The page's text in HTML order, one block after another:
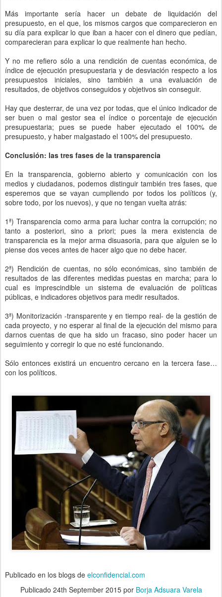
Más importante sería hacer un debate de liquidación del
presupuesto, en el que, los mismos cargos que comparecieron en
su día para explicar lo que iban a hacer con el dinero que pedían,
comparecieran para explicar lo que realmente han hecho.
Y no me refiero sólo a una rendición de cuentas económica, de
índice de ejecución presupuestaria y de desviación respecto a los
presupuestos iniciales, sino también a una evaluación de
resultados, de objetivos conseguidos y objetivos sin conseguir.
Hay que desterrar, de una vez por todas, que el único indicador de
ser buen o mal gestor sea el índice o porcentaje de ejecución
presupuestaria; pues se puede haber ejecutado el 100% de
presupuesto, y haber malgastado el 100% del presupuesto.
Conclusión: las tres fases de la transparencia
En la transparencia, gobierno abierto y comunicación con los
medios y ciudadanos, podemos distinguir también tres fases, que
esperemos que se vayan cumpliendo por todos los políticos (y,
sobre todo, por los nuevos), y que no tengan vuelta atrás:
1ª) Transparencia como arma para luchar contra la corrupción; no
tanto a posteriori, sino a priori; pues la mera existencia de
transparencia es la mejor arma disuasoria, para que alguien se lo
piense dos veces antes de hacer algo que no debe hacer.
2ª) Rendición de cuentas, no sólo económicas, sino también de
resultados de las diferentes medidas puestas en marcha; para lo
cual es imprescindible un sistema de evaluación de políticas
públicas, e indicadores objetivos para medir resultados.
3ª) Monitorización -transparente y en tiempo real- de la gestión de
cada proyecto, y no esperar al final de la ejecución del mismo para
darnos cuentas de que ha sido un fracaso, sino poder hacer un
seguimiento y corregir lo que no esté funcionando.
Sólo entonces existirá un encuentro cercano en la tercera fase…
con los políticos.
Publicado en los blogs de elconfidencial.com
Publicado 24th September 2015por Borja Adsuara Varela